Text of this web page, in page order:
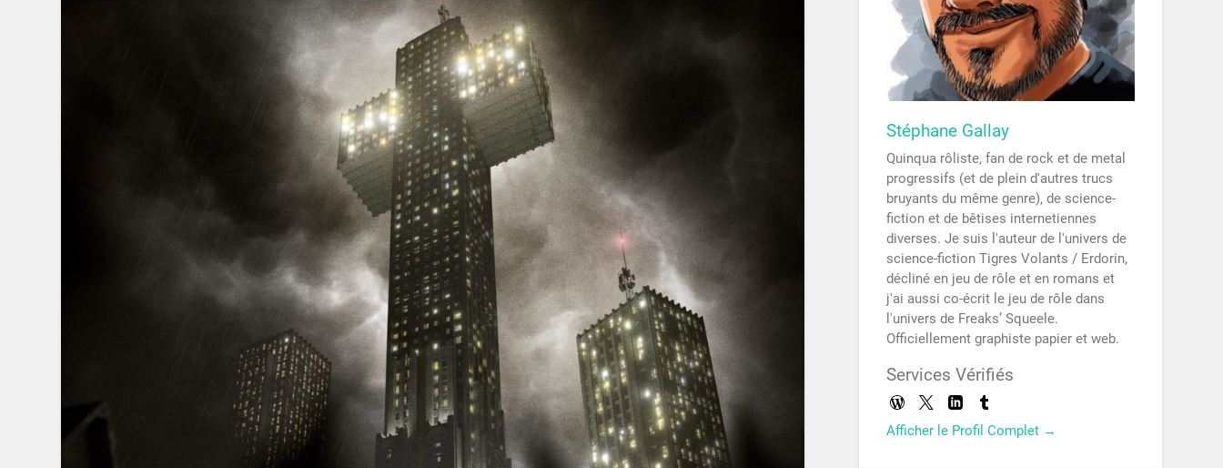
Stéphane Gallay
Quinqua rôliste, fan de rock et de metal
progressifs (et de plein d'autres trucs
bruyants du même genre), de science-
fiction et de bêtises internetiennes
diverses. Je suis l'auteur de l'univers de
science-fiction Tigres Volants / Erdorin,
décliné en jeu de rôle et en romans et
j'ai aussi co-écrit le jeu de rôle dans
l'univers de Freaks’ Squeele.
Officiellement graphiste papier et web.
Services Vérifiés
Afficher le Profil Complet →